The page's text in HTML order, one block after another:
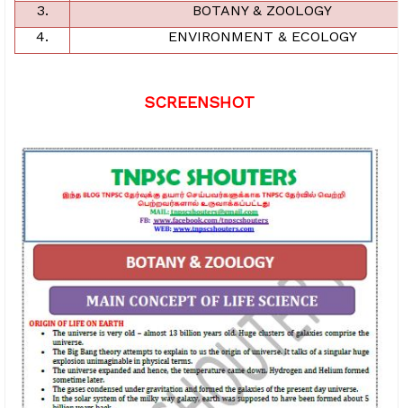
3.
BOTANY & ZOOLOGY
4.
ENVIRONMENT & ECOLOGY
SCREENSHOT